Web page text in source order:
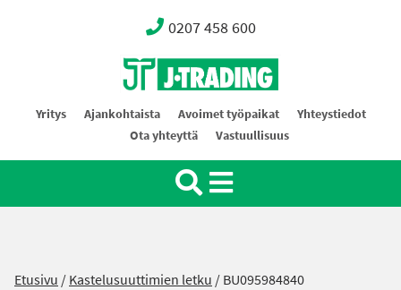
0207 458 600
Oy J-Trading Ab
Yritys Ajankohtaista Avoimet työpaikat
Yhteystiedot
Ota yhteyttä
Vastuullisuus
Etusivu /Kastelusuuttimien letku /BU095984840